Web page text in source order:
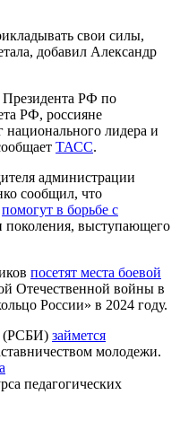
свои силы,
добавил Александр
Президента РФ по
РФ, россияне
национального лидера и
ТАСС.
администрации
сообщил, что
помогут в борьбе с
поколения, выступающего
посетят места боевой
Отечественной войны в
России» в 2024 году.
(РСБИ) займется
молодежи.
педагогических